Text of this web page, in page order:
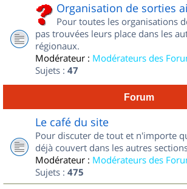
Organisation de sorties
Pour toutes les organisations
pas trouvées leurs place dans les
régionaux.
Modérateur : Modérateurs des
Sujets : 47
Forum
Le café du site
Pour discuter de tout et n'importe
déjà couvert dans les autres
Modérateur : Modérateurs des
Sujets : 475